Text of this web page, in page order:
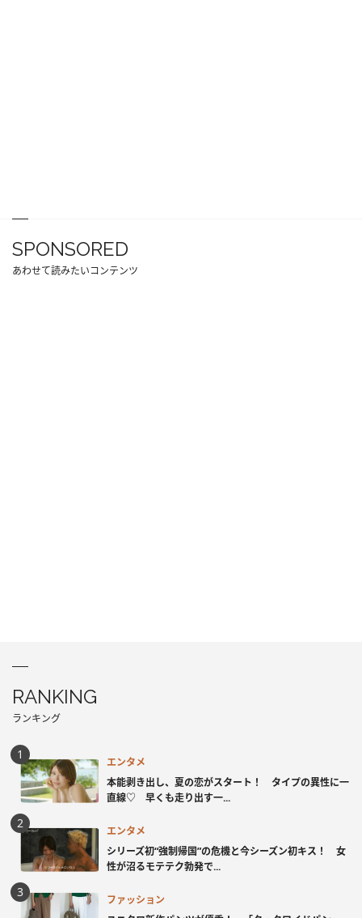
SPONSORED
あわせて読みたいコンテンツ
RANKING
ランキング
エンタメ
本能剥き出し、夏の恋がスタート！ タイプの異性に一
直線♡ 早くも走り出す一...
エンタメ
シリーズ初“強制帰国”の危機と今シーズン初キス！ 女
性が沼るモテテク勃発で...
ファッション